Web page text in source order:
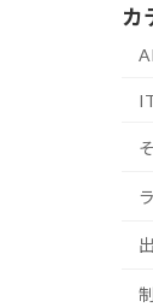
カ
AI